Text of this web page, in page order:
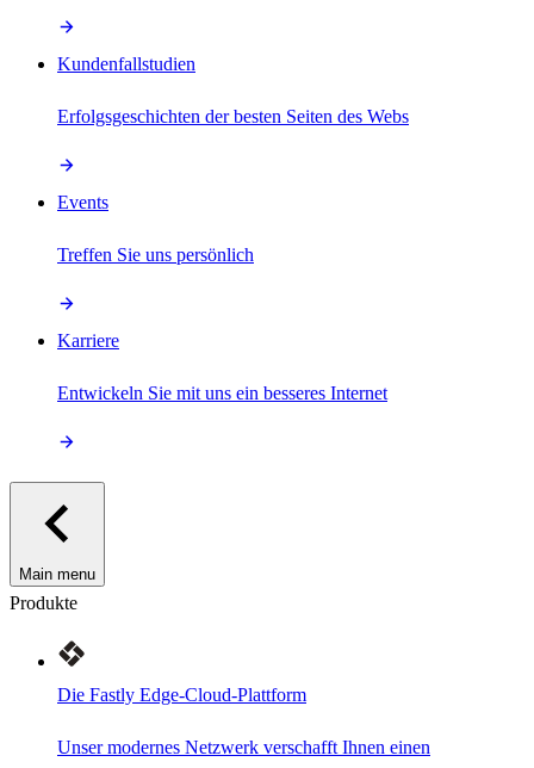
Kundenfallstudien
Erfolgsgeschichten der besten Seiten des Webs
Events
Treffen Sie uns persönlich
Karriere
Entwickeln Sie mit uns ein besseres Internet
Main menu
Produkte
Die Fastly Edge-Cloud-Plattform
Unser modernes Netzwerk verschafft Ihnen einen